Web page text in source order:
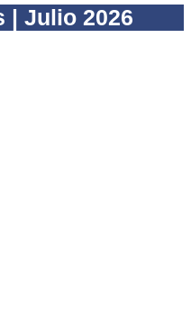
| Julio 2026